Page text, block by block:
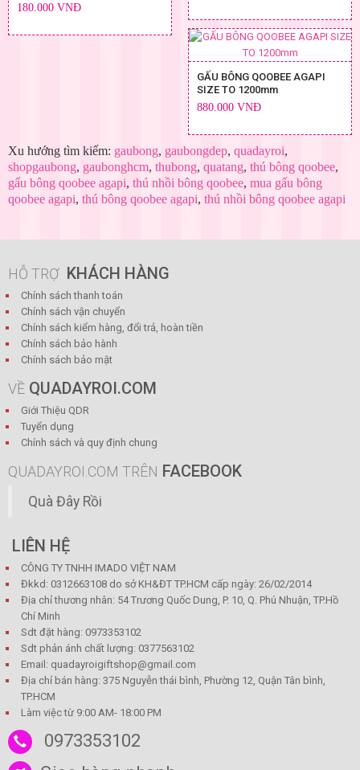
180.000 VNĐ
GẤU BÔNG QOOBEE AGAPI
SIZE TO 1200mm
880.000 VNĐ
Xu hướng tìm kiếm: gaubong, gaubongdep, quadayroi,
shopgaubong, gaubonghcm, thubong, quatang, thú bông qoobee,
gấu bông qoobee agapi, thú nhồi bông qoobee, mua gấu bông
qoobee agapi, thú bông qoobee agapi, thú nhồi bông qoobee agapi
HỖ TRỢ KHÁCH HÀNG
Chính sách thanh toán
Chính sách vận chuyển
Chính sách kiểm hàng, đổi trả, hoàn tiền
Chính sách bảo hành
Chính sách bảo mật
VỀ QUADAYROI.COM
Giới Thiệu QDR
Tuyển dụng
Chính sách và quy định chung
QUADAYROI.COM TRÊN FACEBOOK
Quà Đây Rồi
LIÊN HỆ
CÔNG TY TNHH IMADO VIỆT NAM
Đkkd: 0312663108 do sở KH&ĐT TP.HCM cấp ngày: 26/02/2014
Địa chỉ thương nhân: 54 Trương Quốc Dung, P. 10, Q. Phú Nhuận, TP.Hồ
Chí Minh
Sdt đặt hàng: 0973353102
Sdt phản ánh chất lượng: 0377563102
Email: quadayroigiftshop@gmail.com
Địa chỉ bán hàng: 375 Nguyễn thái bình, Phường 12, Quận Tân bình,
TP.HCM
Làm việc từ 9:00 AM- 18:00 PM
0973353102